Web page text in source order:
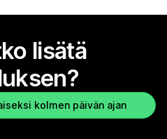
lisätä
kolmen päivän ajan